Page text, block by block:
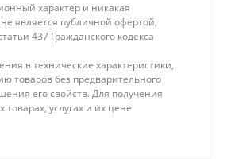
характер и никакая
является публичной офертой,
437 Гражданского кодекса
в технические характеристики,
товаров без предварительного
его свойств. Для получения
услугах и их цене